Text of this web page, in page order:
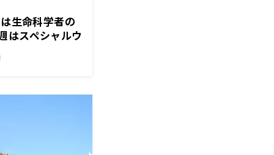
生命科学者の
はスペシャルウ